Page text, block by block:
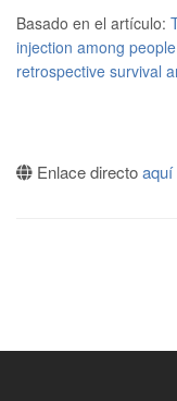
Basado en el artículo:
injection among
retrospective survival
Enlace directoaquí